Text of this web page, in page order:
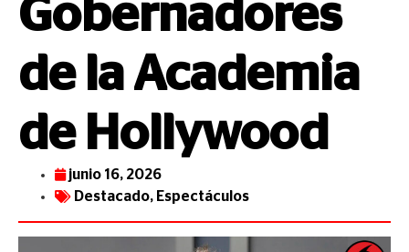
Gobernadores
de la Academia
de Hollywood
junio 16, 2026
Destacado, Espectáculos